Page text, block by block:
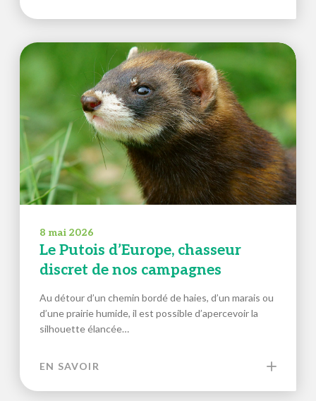
8 mai 2026
Le Putois d’Europe, chasseur
discret de nos campagnes
Au détour d’un chemin bordé de haies, d’un marais ou
d’une prairie humide, il est possible d’apercevoir la
silhouette élancée…
EN SAVOIR